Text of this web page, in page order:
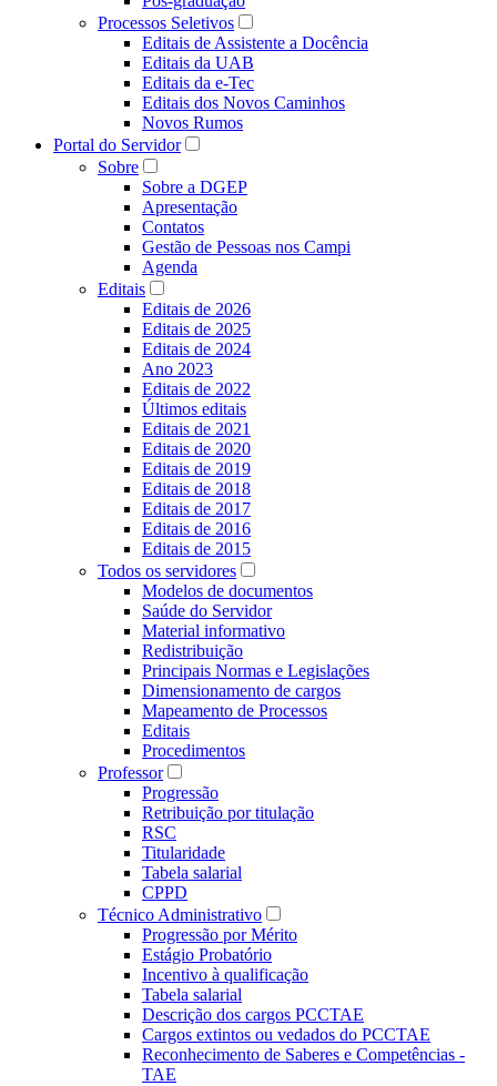
Processos Seletivos
Editais de Assistente a Docência
Editais da UAB
Editais da e-Tec
Editais dos Novos Caminhos
Novos Rumos
Portal do Servidor
Sobre
Sobre a DGEP
Apresentação
Contatos
Gestão de Pessoas nos Campi
Agenda
Editais
Editais de 2026
Editais de 2025
Editais de 2024
Ano 2023
Editais de 2022
Últimos editais
Editais de 2021
Editais de 2020
Editais de 2019
Editais de 2018
Editais de 2017
Editais de 2016
Editais de 2015
Todos os servidores
Modelos de documentos
Saúde do Servidor
Material informativo
Redistribuição
Principais Normas e Legislações
Dimensionamento de cargos
Mapeamento de Processos
Editais
Procedimentos
Professor
Progressão
Retribuição por titulação
RSC
Titularidade
Tabela salarial
CPPD
Técnico Administrativo
Progressão por Mérito
Estágio Probatório
Incentivo à qualificação
Tabela salarial
Descrição dos cargos PCCTAE
Cargos extintos ou vedados do PCCTAE
Reconhecimento de Saberes e Competências -
TAE